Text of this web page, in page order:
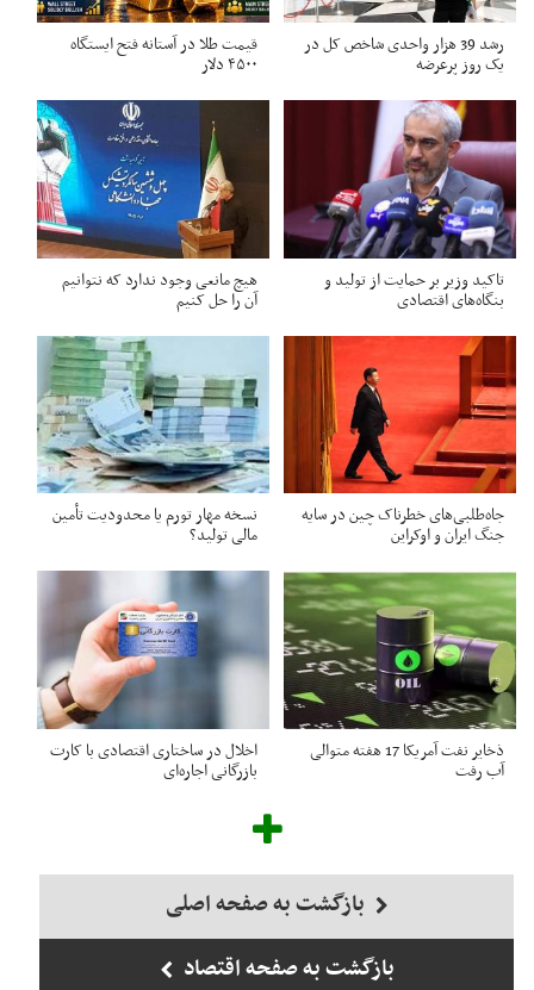
رشد 39 هزار واحدی شاخص کل در
یک روز پرعرضه
قیمت طلا در آستانه فتح ایستگاه
۴۵۰۰ دلار
تاکید وزیر بر حمایت از تولید و
بنگاه‌های اقتصادی
هیچ مانعی وجود ندارد که نتوانیم
آن را حل کنیم
جاه‌طلبی‌های خطرناک چین در سایه
جنگ‌ ایران و اوکراین
نسخه مهار تورم یا محدودیت تأمین
مالی تولید؟
ذخایر نفت آمریکا 17 هفته متوالی
آب رفت
اخلال در ساختاری اقتصادی با کارت‌
بازرگانی اجاره‌ای
بازگشت به صفحه اصلی
بازگشت به صفحه اقتصاد